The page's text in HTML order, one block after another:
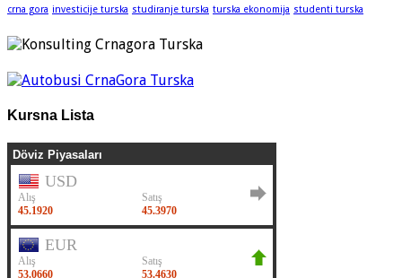
crna gora investicije turska studiranje turska turska ekonomija studenti turska
Kursna Lista